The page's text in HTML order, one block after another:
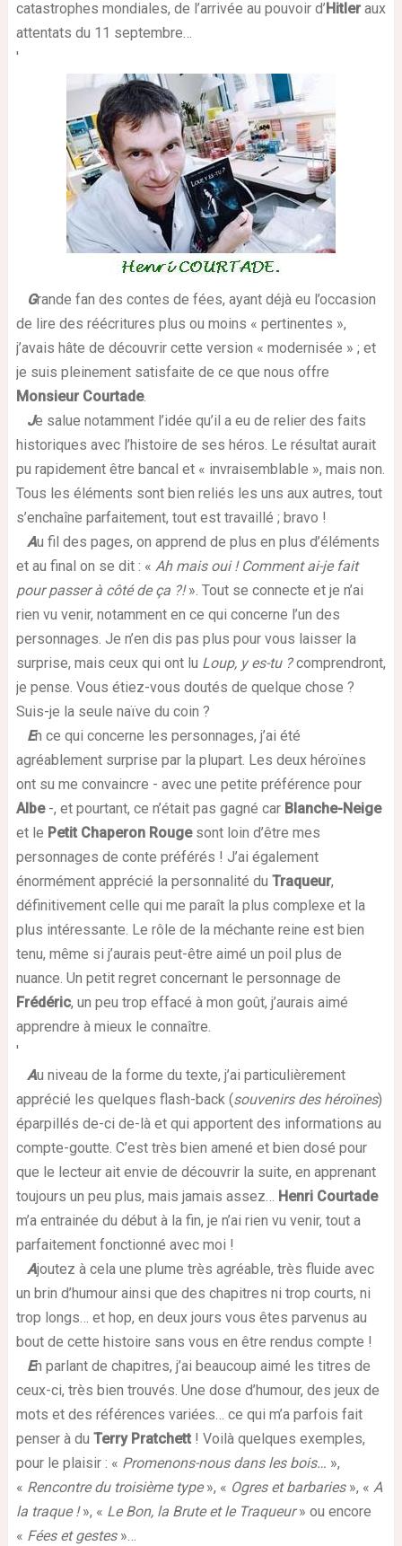
catastrophes mondiales, de l’arrivée au pouvoir d’ Hitler aux
attentats du 11 septembre…
'
Grande fan des contes de fées, ayant déjà eu l’occasion
de lire des réécritures plus ou moins « pertinentes »,
j’avais hâte de découvrir cette version « modernisée » ; et
je suis pleinement satisfaite de ce que nous offre
Monsieur Courtade.
Je salue notamment l’idée qu’il a eu de relier des faits
historiques avec l’histoire de ses héros. Le résultat aurait
pu rapidement être bancal et « invraisemblable », mais non.
Tous les éléments sont bien reliés les uns aux autres, tout
s’enchaîne parfaitement, tout est travaillé ; bravo !
Au fil des pages, on apprend de plus en plus d’éléments
et au final on se dit : « Ah mais oui ! Comment ai-je fait
pour passer à côté de ça ?!». Tout se connecte et je n’ai
rien vu venir, notamment en ce qui concerne l’un des
personnages. Je n’en dis pas plus pour vous laisser la
surprise, mais ceux qui ont lu Loup, y es-tu ?comprendront,
je pense. Vous étiez-vous doutés de quelque chose ?
Suis-je la seule naïve du coin ?
En ce qui concerne les personnages, j’ai été
agréablement surprise par la plupart. Les deux héroïnes
ont su me convaincre - avec une petite préférence pour
Albe -, et pourtant, ce n’était pas gagné car Blanche-Neige
et le Petit Chaperon Rougesont loin d’être mes
personnages de conte préférés ! J’ai également
énormément apprécié la personnalité du Traqueur,
définitivement celle qui me paraît la plus complexe et la
plus intéressante. Le rôle de la méchante reine est bien
tenu, même si j’aurais peut-être aimé un poil plus de
nuance. Un petit regret concernant le personnage de
Frédéric, un peu trop effacé à mon goût, j’aurais aimé
apprendre à mieux le connaître.
'
Au niveau de la forme du texte, j’ai particulièrement
apprécié les quelques flash-back (souvenirs des héroïnes)
éparpillés de-ci de-là et qui apportent des informations au
compte-goutte. C’est très bien amené et bien dosé pour
que le lecteur ait envie de découvrir la suite, en apprenant
toujours un peu plus, mais jamais assez… Henri Courtade
m’a entrainée du début à la fin, je n’ai rien vu venir, tout a
parfaitement fonctionné avec moi !
Ajoutez à cela une plume très agréable, très fluide avec
un brin d’humour ainsi que des chapitres ni trop courts, ni
trop longs… et hop, en deux jours vous êtes parvenus au
bout de cette histoire sans vous en être rendus compte !
En parlant de chapitres, j’ai beaucoup aimé les titres de
ceux-ci, très bien trouvés. Une dose d’humour, des jeux de
mots et des références variées… ce qui m’a parfois fait
penser à du Terry Pratchett! Voilà quelques exemples,
pour le plaisir : « Promenons-nous dans les bois… »,
« Rencontre du troisième type», « Ogres et barbaries», « A
la traque !», « Le Bon, la Brute et le Traqueur» ou encore
« Fées et gestes»…